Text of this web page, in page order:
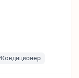
Кондиционер